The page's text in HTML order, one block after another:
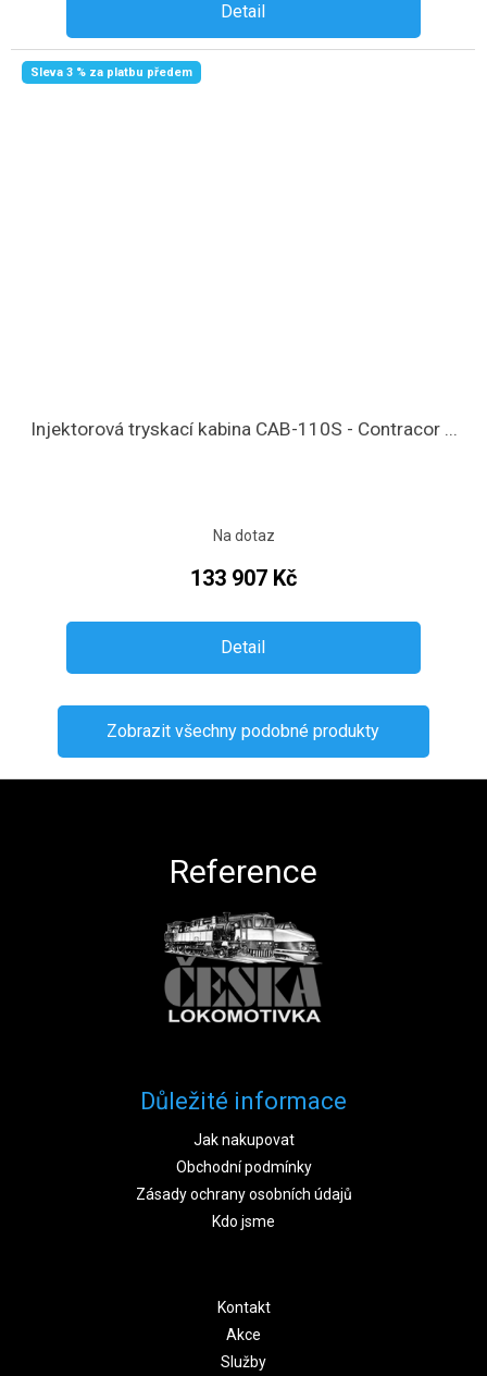
Detail
Sleva 3 % za platbu předem
Injektorová tryskací kabina CAB-110S - Contracor ...
Na dotaz
133 907 Kč
Detail
Zobrazit všechny podobné produkty
Reference
Důležité informace
Jak nakupovat
Obchodní podmínky
Zásady ochrany osobních údajů
Kdo jsme
Kontakt
Akce
Služby